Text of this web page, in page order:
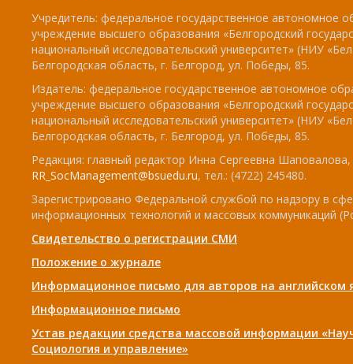
Учредитель: федеральное государственное автономное
учреждение высшего образования «Белгородский
национальный исследовательский университет» (НИУ
Белгородская область, г. Белгород, ул. Победы, 85.
Издатель: федеральное государственное автономное
учреждение высшего образования «Белгородский
национальный исследовательский университет» (НИУ
Белгородская область, г. Белгород, ул. Победы, 85.
Редакция: главный редактор Инна Сергеевна
RR_SocManagement@bsuedu.ru, тел.: (4722) 245480.
Зарегистрировано Федеральной службой по надзору в
информационных технологий и массовых коммуникаций
Свидетельство о регистрации СМИ
Положение о журнале
Информационное письмо для авторов на английском
Информационное письмо
Устав редакции средства массовой информации
Социология и управление»